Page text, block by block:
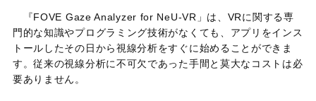
『FOVE Gaze Analyzer for NeU-VR 」は、 VRに関する専
門的な知識やプログラミング技術がなくても、アプリをインス
トールしたその日から視線分析をすぐに始めることができま
す。従来の視線分析に不可欠であった手間と莫大なコストは必
要ありません。